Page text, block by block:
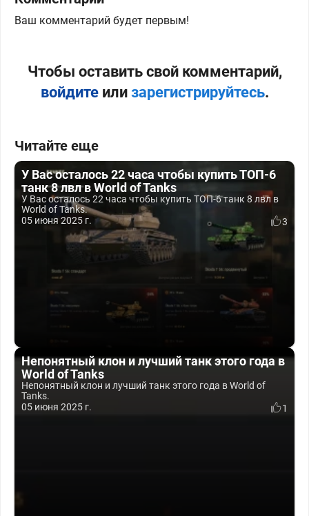
Ваш комментарий будет первым!
Чтобы оставить свой комментарий,
войдитеили зарегистрируйтесь.
Читайте еще
У Вас осталось 22 часа чтобы купить ТОП-6
танк 8 лвл в World of Tanks
У Вас осталось 22 часа чтобы купить ТОП-6 танк 8 лвл в
World of Tanks.
05 июня 2025 г.
3
Непонятный клон и лучший танк этого года в
World of Tanks
Непонятный клон и лучший танк этого года в World of
Tanks.
05 июня 2025 г.
1